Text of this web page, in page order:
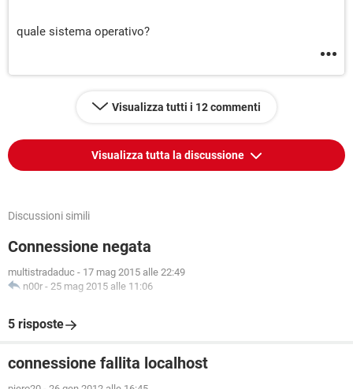
quale sistema operativo?
Visualizza tutti i 12 commenti
Visualizza tutta la discussione
Discussioni simili
Connessione negata
multistradaduc - 17 mag 2015 alle 22:49
n00r - 25 mag 2015 alle 11:06
5 risposte
connessione fallita localhost